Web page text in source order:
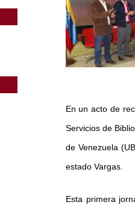
En un acto de
Servicios de
de Venezuela
estado Vargas.
Esta primera